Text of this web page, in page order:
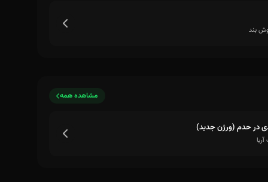
بند
مشاهده همه
در حدم (ورژن جدید)